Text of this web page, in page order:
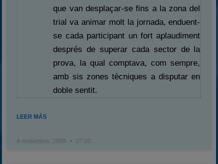
que van desplaçar-se fins a la zona del
trial va animar molt la jornada, enduent-
se cada participant un fort aplaudiment
després de superar cada sector de la
prova, la qual comptava, com sempre,
amb sis zones tècniques a disputar en
doble sentit.
LEER MÁS
8 noviembre, 2006 07:00